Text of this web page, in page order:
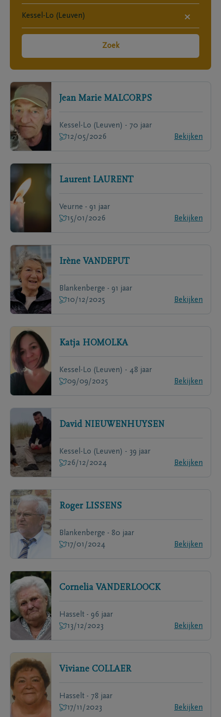
×
Zoek
Jean Marie MALCORPS
Kessel-Lo (Leuven) - 70 jaar
12/05/2026
Bekijken
Laurent LAURENT
Veurne - 91 jaar
15/01/2026
Bekijken
Irène VANDEPUT
Blankenberge - 91 jaar
10/12/2025
Bekijken
Katja HOMOLKA
Kessel-Lo (Leuven) - 48 jaar
09/09/2025
Bekijken
David NIEUWENHUYSEN
Kessel-Lo (Leuven) - 39 jaar
26/12/2024
Bekijken
Roger LISSENS
Blankenberge - 80 jaar
17/01/2024
Bekijken
Cornelia VANDERLOOCK
Hasselt - 96 jaar
13/12/2023
Bekijken
Viviane COLLAER
Hasselt - 78 jaar
17/11/2023
Bekijken